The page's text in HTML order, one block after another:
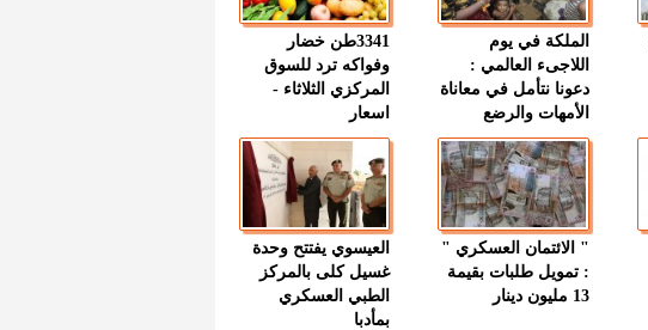
الملكة في يوم
اللاجىء العالمي :
دعونا نتأمل في معاناة
الأمهات والرضع
3341طن خضار
وفواكه ترد للسوق
المركزي الثلاثاء -
اسعار
" الائتمان العسكري "
: تمويل طلبات بقيمة
13 مليون دينار
العيسوي يفتتح وحدة
غسيل كلى بالمركز
الطبي العسكري
بمأدبا